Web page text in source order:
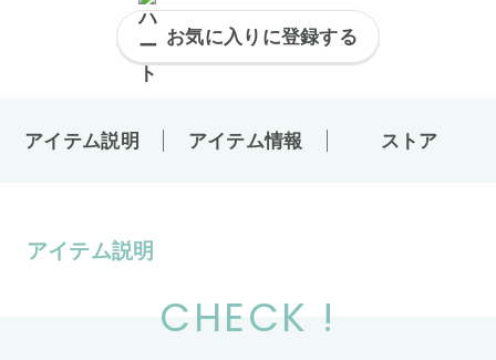
お気に入りに登録する
アイテム説明 アイテム情報 ストア
アイテム説明
CHECK !